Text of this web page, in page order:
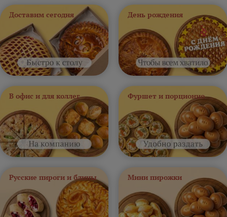
Доставим сегодня День рождения
В офис и для коллег Фуршет и порционно
Русские пироги и блины Мини пирожки